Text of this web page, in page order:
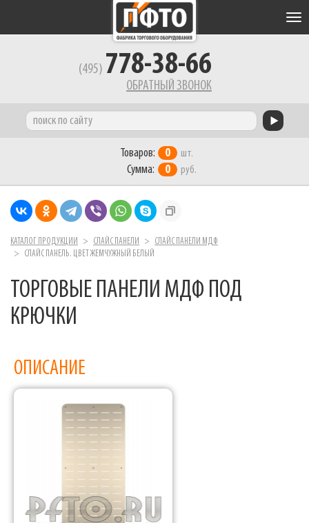
(495) 778-38-66
ОБРАТНЫЙ ЗВОНОК
Товаров: 0 шт.
Сумма: 0 руб.
КАТАЛОГ ПРОДУКЦИИ СЛАЙС ПАНЕЛИ
СЛАЙС ПАНЕЛИ МДФ
СЛАЙС ПАНЕЛЬ. ЦВЕТ ЖЕМЧУЖНЫЙ БЕЛЫЙ
ТОРГОВЫЕ ПАНЕЛИ МДФ ПОД
КРЮЧКИ
ОПИСАНИЕ